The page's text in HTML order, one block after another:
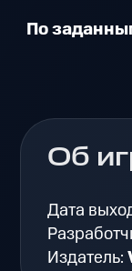
По
Об
Дата
Издатель: